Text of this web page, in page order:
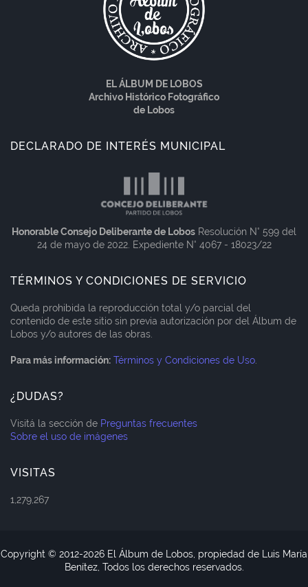
EL ÁLBUM DE LOBOS
Archivo Histórico Fotográfico
de Lobos
DECLARADO DE INTERÉS MUNICIPAL
Honorable Consejo Deliberante de Lobos Resolución N° 599 del
24 de mayo de 2022. Expediente N° 4067 - 18023/22
TÉRMINOS Y CONDICIONES DE SERVICIO
Queda prohibida la reproducción total y/o parcial del
contenido de este sitio sin previa autorización por del Álbum de
Lobos y/o autores de las obras.
Para más información: Términos y Condiciones de Uso
¿DUDAS?
Visitá la sección de Preguntas frecuentes
Sobre el uso de imágenes
VISITAS
1,279,267
Copyright © 2012-2026 El Álbum de Lobos, propiedad de Luis María
Benítez, Todos los derechos reservados.